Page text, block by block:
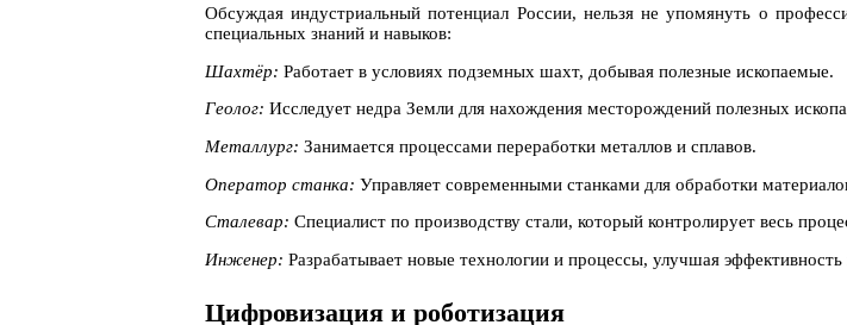
Обсуждая индустриальный потенциал России, нельзя не упомянуть о
специальных знаний и навыков:
Шахтёр: Работает в условиях подземных шахт, добывая полезные ископаемые.
Геолог: Исследует недра Земли для нахождения месторождений полезных
Металлург: Занимается процессами переработки металлов и сплавов.
Оператор станка: Управляет современными станками для обработки
Сталевар: Специалист по производству стали, который контролирует весь
Инженер: Разрабатывает новые технологии и процессы, улучшая эффективность
Цифровизация и роботизация